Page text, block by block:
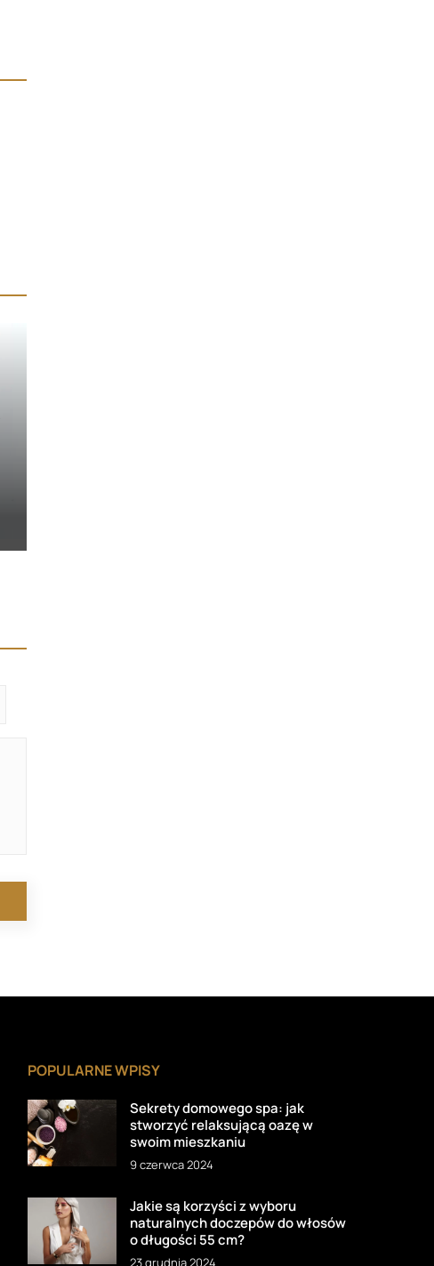
POPULARNE WPISY
Sekrety domowego spa: jak
stworzyć relaksującą oazę w
swoim mieszkaniu
9 czerwca 2024
Jakie są korzyści z wyboru
naturalnych doczepów do włosów
o długości 55 cm?
23 grudnia 2024